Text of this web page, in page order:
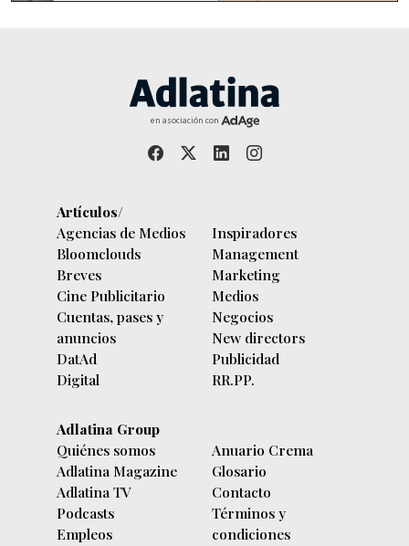
en asociación con
Artículos/
Agencias de Medios
Bloomclouds
Breves
Cine Publicitario
Cuentas, pases y
anuncios
DatAd
Digital
Inspiradores
Management
Marketing
Medios
Negocios
New directors
Publicidad
RR.PP.
Adlatina Group
Quiénes somos
Adlatina Magazine
Adlatina TV
Podcasts
Empleos
Anuario Crema
Glosario
Contacto
Términos y
condiciones